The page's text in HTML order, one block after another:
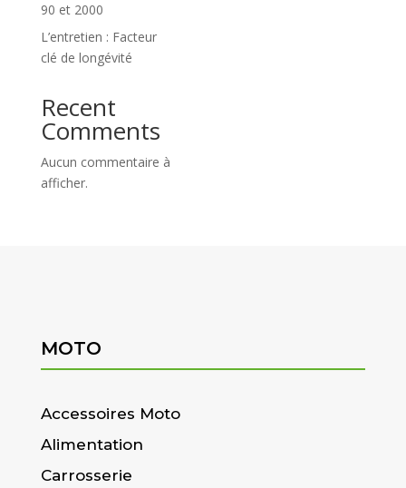
90 et 2000
L’entretien : Facteur
clé de longévité
Recent
Comments
Aucun commentaire à
afficher.
MOTO
Accessoires Moto
Alimentation
Carrosserie